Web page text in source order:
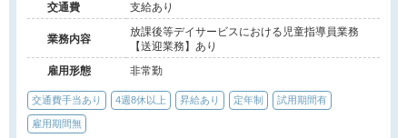
交通費
支給あり
業務内容
放課後等デイサービスにおける児童指導員業務
【送迎業務】あり
雇用形態
非常勤
交通費手当あり 4週8休以上 昇給あり 定年制 試用期間有
雇用期間無